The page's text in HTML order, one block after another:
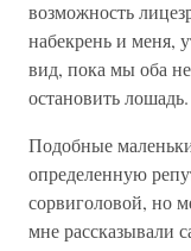
возможность
набекрень и меня,
вид, пока мы оба
остановить лошадь.
Подобные
определенную
сорвиголовой, но
мне рассказывали